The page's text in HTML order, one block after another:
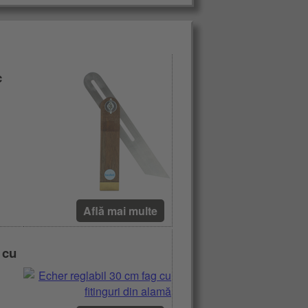
Află mai multe